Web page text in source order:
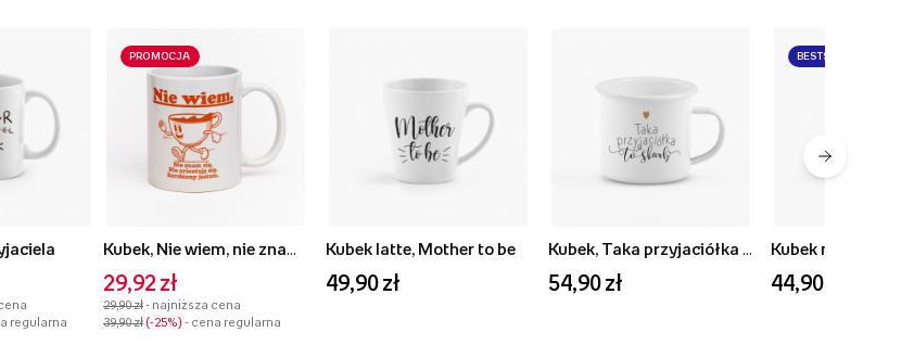
regularna
PROMOCJA
29,92 zł
29,90 zł- najniższa cena
39,90 zł -25% - cena regularna
Kubek latte, Mother to be
49,90 zł 54,90 zł
BESTSELLER
44,90 zł